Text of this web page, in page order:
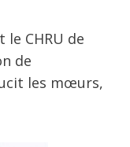
le CHRU de
de
les mœurs,